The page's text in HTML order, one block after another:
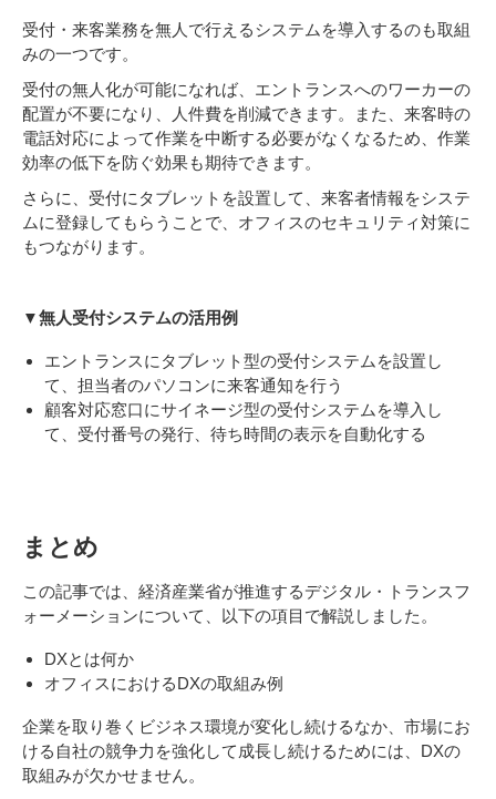
受付・来客業務を無人で行えるシステムを導入するのも取組
みの一つです。
受付の無人化が可能になれば、エントランスへのワーカーの
配置が不要になり、人件費を削減できます。また、来客時の
電話対応によって作業を中断する必要がなくなるため、作業
効率の低下を防ぐ効果も期待できます。
さらに、受付にタブレットを設置して、来客者情報をシステ
ムに登録してもらうことで、オフィスのセキュリティ対策に
もつながります。
▼無人受付システムの活用例
エントランスにタブレット型の受付システムを設置し
て、担当者のパソコンに来客通知を行う
顧客対応窓口にサイネージ型の受付システムを導入し
て、受付番号の発行、待ち時間の表示を自動化する
まとめ
この記事では、経済産業省が推進するデジタル・トランスフ
ォーメーションについて、以下の項目で解説しました。
DXとは何か
オフィスにおけるDXの取組み例
企業を取り巻くビジネス環境が変化し続けるなか、市場にお
ける自社の競争力を強化して成長し続けるためには、DXの
取組みが欠かせません。